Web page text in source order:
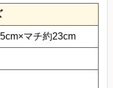
マチ約23cm